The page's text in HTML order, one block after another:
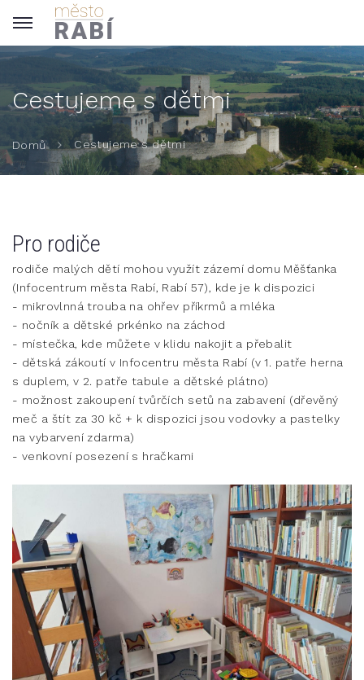
Cestujeme s dětmi
Domů Cestujeme s dětmi
Pro rodiče
rodiče malých dětí mohou využít zázemí domu Měšťanka
(Infocentrum města Rabí, Rabí 57), kde je k dispozici
- mikrovlnná trouba na ohřev příkrmů a mléka
- nočník a dětské prkénko na záchod
- místečka, kde můžete v klidu nakojit a přebalit
- dětská zákoutí v Infocentru města Rabí (v 1. patře herna
s duplem, v 2. patře tabule a dětské plátno)
- možnost zakoupení tvůrčích setů na zabavení (dřevěný
meč a štít za 30 kč + k dispozici jsou vodovky a pastelky
na vybarvení zdarma)
- venkovní posezení s hračkami